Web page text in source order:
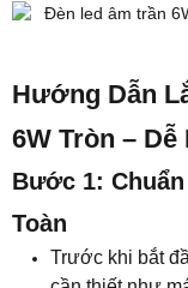
dùng cho trần
bảo hộ và
dây điện hở.
tránh rủi ro điện
Bước 2: Xác
Sử dụng thước
đèn được bố trí
sáng phân bố